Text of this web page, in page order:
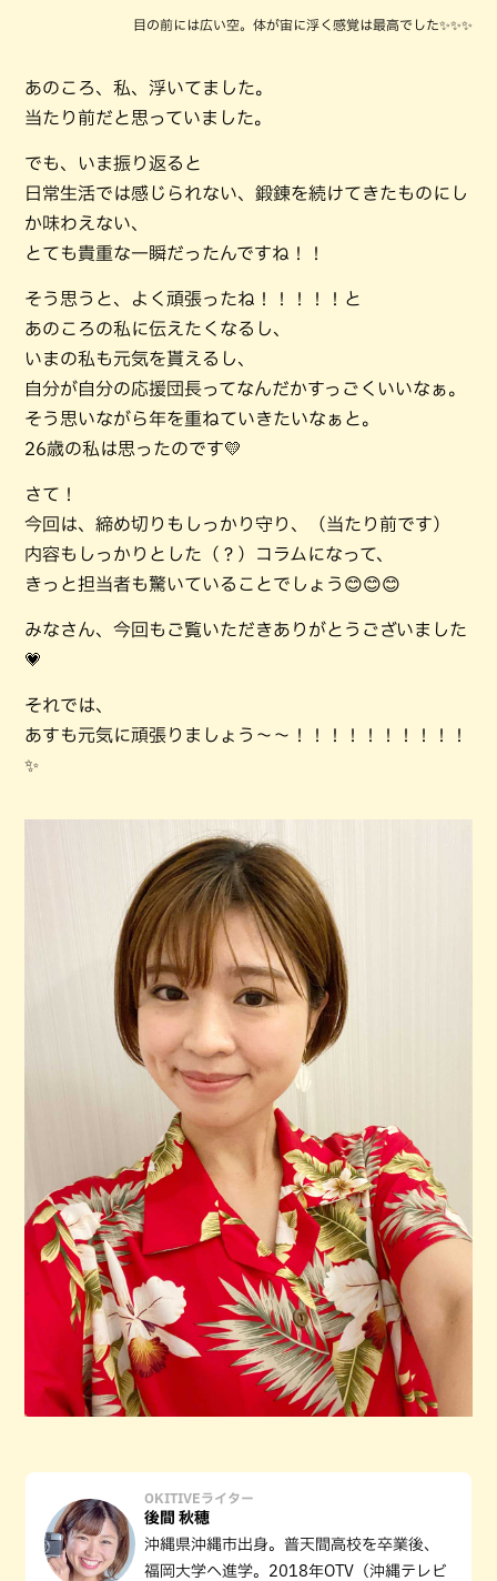
目の前には広い空。体が宙に浮く感覚は最高でした✨✨✨
あのころ、私、浮いてました。
当たり前だと思っていました。
でも、いま振り返ると
日常生活では感じられない、鍛錬を続けてきたものにし
か味わえない、
とても貴重な一瞬だったんですね！！
そう思うと、よく頑張ったね！！！！！と
あのころの私に伝えたくなるし、
いまの私も元気を貰えるし、
自分が自分の応援団長ってなんだかすっごくいいなぁ。
そう思いながら年を重ねていきたいなぁと。
26歳の私は思ったのです💛
さて！
今回は、締め切りもしっかり守り、（当たり前です）
内容もしっかりとした（？）コラムになって、
きっと担当者も驚いていることでしょう😊😊😊
みなさん、今回もご覧いただきありがとうございました
💗
それでは、
あすも元気に頑張りましょう～～！！！！！！！！！！
✨
OKITIVEライター
後間 秋穂
沖縄県沖縄市出身。普天間高校を卒業後、
福岡大学へ進学。2018年OTV（沖縄テレビ